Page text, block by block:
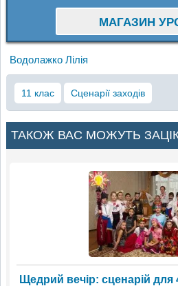
МАГАЗИН
Водолажко Лілія
11 клас Сценарії заходів
ТАКОЖ ВАС МОЖУТЬ
Щедрий вечір: сценарій для